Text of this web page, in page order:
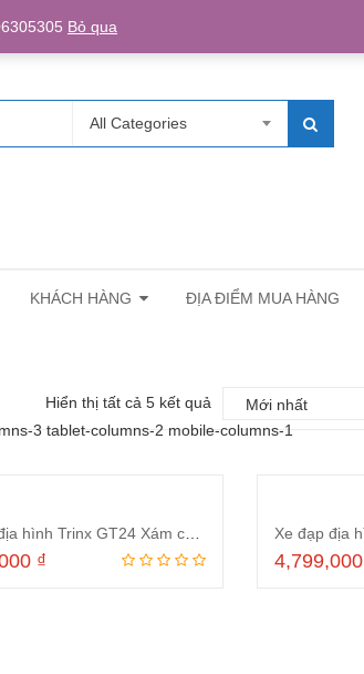
Login/Register
All Categories
KHÁCH HÀNG ĐỊA ĐIỂM MUA HÀNG
Hiển thị tất cả 5 kết quả
3 tablet-columns-2 mobile-columns-1
Xe đạp địa hình Trinx GT24 Xám cam 2024
₫ 4,799,000
Bỏ qua